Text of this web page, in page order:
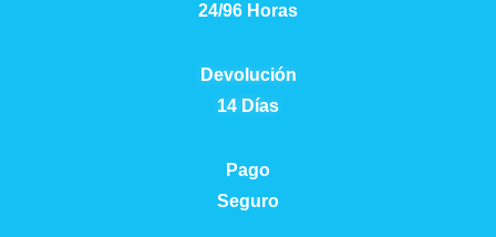
24/96 Horas
Devolución
14 Días
Pago
Seguro